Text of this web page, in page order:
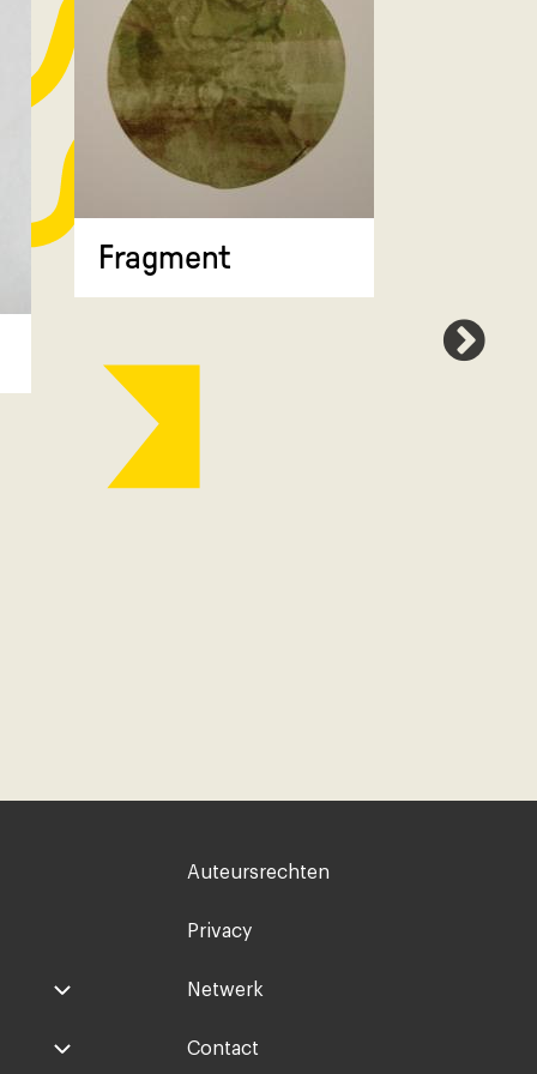
Fragment
Voet
Auteursrechten
Privacy
Netwerk
Contact